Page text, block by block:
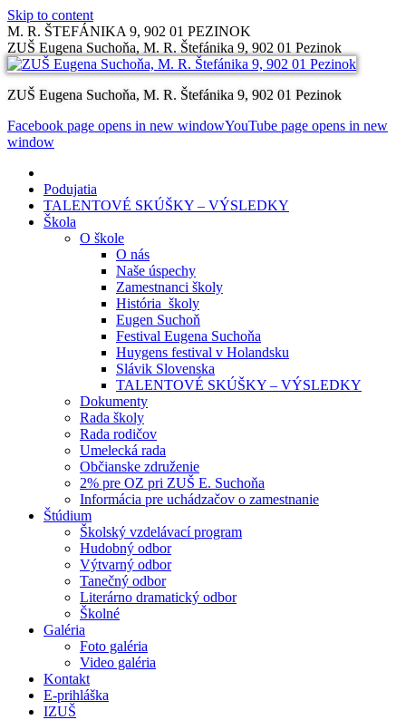
Skip to content
M. R. ŠTEFÁNIKA 9, 902 01 PEZINOK
ZUŠ Eugena Suchoňa, M. R. Štefánika 9, 902 01 Pezinok
ZUŠ Eugena Suchoňa, M. R. Štefánika 9, 902 01 Pezinok
Facebook page opens in new windowYouTube page opens in new
window
Podujatia
TALENTOVÉ SKÚŠKY – VÝSLEDKY
Škola
O škole
O nás
Naše úspechy
Zamestnanci školy
História školy
Eugen Suchoň
Festival Eugena Suchoňa
Huygens festival v Holandsku
Slávik Slovenska
TALENTOVÉ SKÚŠKY – VÝSLEDKY
Dokumenty
Rada školy
Rada rodičov
Umelecká rada
Občianske združenie
2% pre OZ pri ZUŠ E. Suchoňa
Informácia pre uchádzačov o zamestnanie
Štúdium
Školský vzdelávací program
Hudobný odbor
Výtvarný odbor
Tanečný odbor
Literárno dramatický odbor
Školné
Galéria
Foto galéria
Video galéria
Kontakt
E-prihláška
IZUŠ